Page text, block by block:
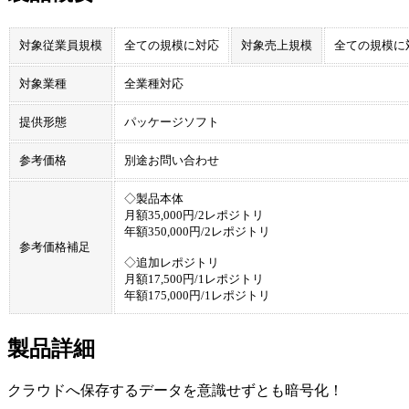
対象従業員規模 全ての規模に対応 対象売上規模 全ての規模に
対象業種 全業種対応
提供形態 パッケージソフト
参考価格 別途お問い合わせ
参考価格補足
◇製品本体
月額35,000円/2レポジトリ
年額350,000円/2レポジトリ
◇追加レポジトリ
月額17,500円/1レポジトリ
年額175,000円/1レポジトリ
製品詳細
クラウドへ保存するデータを意識せずとも暗号化！